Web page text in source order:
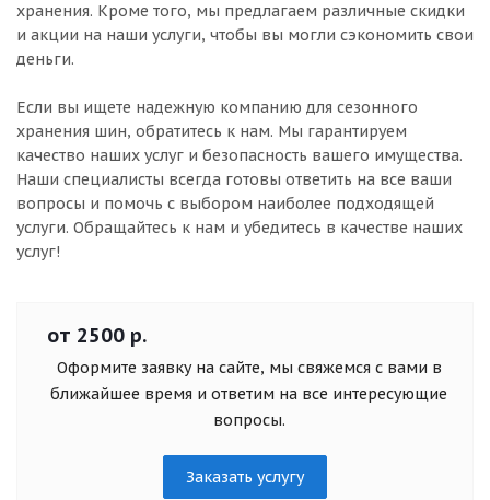
хранения. Кроме того, мы предлагаем различные скидки
и акции на наши услуги, чтобы вы могли сэкономить свои
деньги.
Если вы ищете надежную компанию для сезонного
хранения шин, обратитесь к нам. Мы гарантируем
качество наших услуг и безопасность вашего имущества.
Наши специалисты всегда готовы ответить на все ваши
вопросы и помочь с выбором наиболее подходящей
услуги. Обращайтесь к нам и убедитесь в качестве наших
услуг!
от 2500 р.
Оформите заявку на сайте, мы свяжемся с вами в
ближайшее время и ответим на все интересующие
вопросы.
Заказать услугу